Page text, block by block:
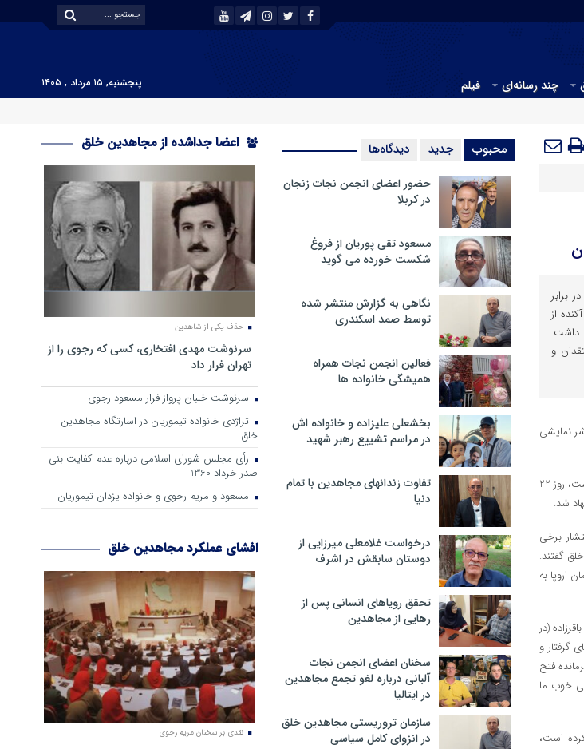
چند رسانه‌ای فیلم
پنجشنبه, ۱۵ مرداد , ۱۴۰۵
برابر
از
داشت.
و
نمایشی
مریم رجوی به عنوان شخصی که خود عامل سرکوب شدید منتقدان و اختناق بسیار در ساختار تشکیلاتی‌اش است، روز 22
شد.
برخی
گفتند.
اروپا به
باقرزاده (در
گرفتار و
فتح
خوب ما
است،
محبوب جدید دیدگاه‌ها
حضور اعضای انجمن نجات زنجان
در کربلا
مسعود تقی پوریان از فروغ
شکست خورده می گوید
نگاهی به گزارش منتشر شده
توسط صمد اسکندری
فعالین انجمن نجات همراه
همیشگی خانواده ها
بخشعلی علیزاده و خانواده اش
در مراسم تشییع رهبر شهید
تفاوت زندانهای مجاهدین با تمام
دنیا
درخواست غلامعلی میرزایی از
دوستان سابقش در اشرف
تحقق رویاهای انسانی پس از
رهایی از مجاهدین
سخنان اعضای انجمن نجات
آلبانی درباره لغو تجمع مجاهدین
در ایتالیا
سازمان تروریستی مجاهدین خلق
در انزوای کامل سیاسی
اعضا جداشده از مجاهدین خلق
حذف یکی از شاهدین
سرنوشت مهدی افتخاری، کسی که رجوی را از
تهران فرار داد
سرنوشت خلبان پرواز فرار مسعود رجوی
تراژدی خانواده تیموریان در اسارتگاه مجاهدین
خلق
رأی مجلس شورای اسلامی درباره عدم كفایت بنی
صدر خرداد 1360
مسعود و مریم رجوی و خانواده یزدان تیموریان
افشای عملکرد مجاهدین خلق
نقدی بر سخنان مریم رجوی